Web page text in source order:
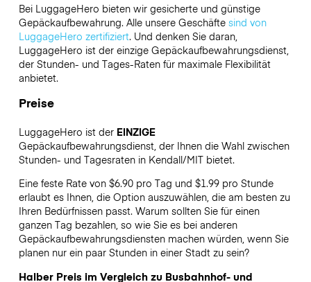
Bei LuggageHero bieten wir gesicherte und günstige
Gepäckaufbewahrung. Alle unsere Geschäfte sind von
LuggageHero zertifiziert. Und denken Sie daran,
LuggageHero ist der einzige Gepäckaufbewahrungsdienst,
der Stunden- und Tages-Raten für maximale Flexibilität
anbietet.
Preise
LuggageHero ist der EINZIGE
Gepäckaufbewahrungsdienst, der Ihnen die Wahl zwischen
Stunden- und Tagesraten in Kendall/MIT bietet.
Eine feste Rate von $6.90 pro Tag und $1.99 pro Stunde
erlaubt es Ihnen, die Option auszuwählen, die am besten zu
Ihren Bedürfnissen passt. Warum sollten Sie für einen
ganzen Tag bezahlen, so wie Sie es bei anderen
Gepäckaufbewahrungsdiensten machen würden, wenn Sie
planen nur ein paar Stunden in einer Stadt zu sein?
Halber Preis im Vergleich zu Busbahnhof- und